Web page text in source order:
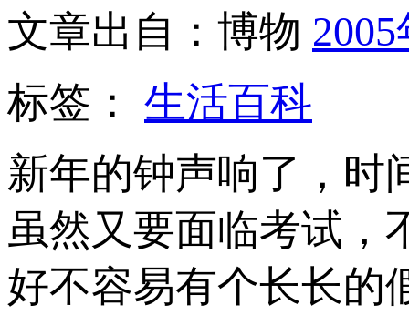
文章出自：博物
标签： 生活百科
新年的钟声响了，时
虽然又要面临考试，
好不容易有个长长的